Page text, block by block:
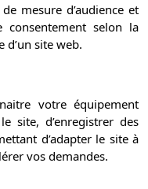
mesure d’audience et
selon la
d’un site web.
votre équipement
site, d’enregistrer des
d’adapter le site à
vos demandes.